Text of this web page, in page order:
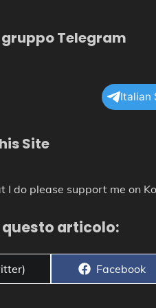
Telegram
Italian
Site
I do please support me on
articolo:
Share
Facebook